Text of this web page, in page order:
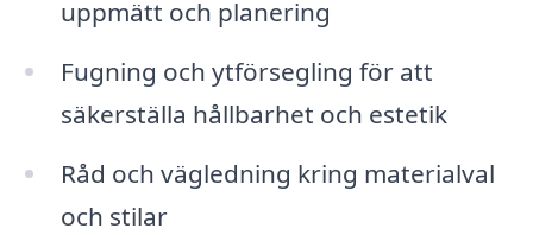
uppmätt och planering
Fugning och ytförsegling för att
säkerställa hållbarhet och estetik
Råd och vägledning kring materialval
och stilar